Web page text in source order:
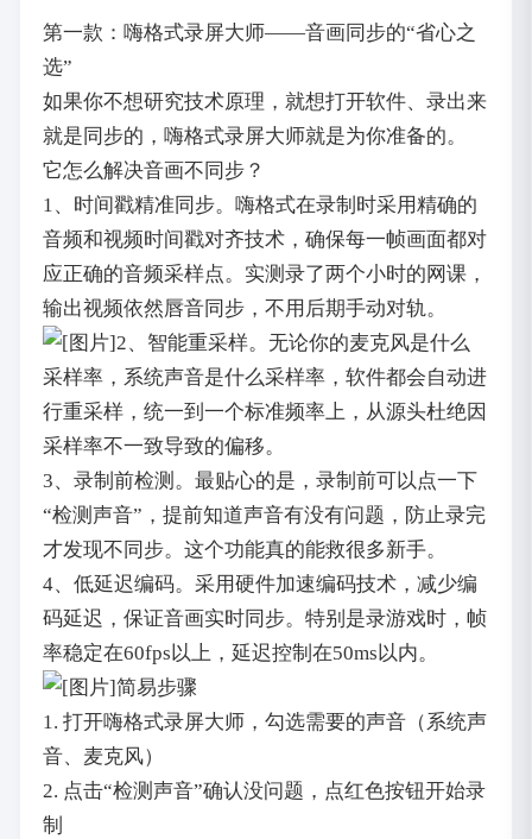
第一款：嗨格式录屏大师——音画同步的“省心之
选”
如果你不想研究技术原理，就想打开软件、录出来
就是同步的，嗨格式录屏大师就是为你准备的。
它怎么解决音画不同步？
1、时间戳精准同步。嗨格式在录制时采用精确的
音频和视频时间戳对齐技术，确保每一帧画面都对
应正确的音频采样点。实测录了两个小时的网课，
输出视频依然唇音同步，不用后期手动对轨。
2、智能重采样。无论你的麦克风是什么
采样率，系统声音是什么采样率，软件都会自动进
行重采样，统一到一个标准频率上，从源头杜绝因
采样率不一致导致的偏移。
3、录制前检测。最贴心的是，录制前可以点一下
“检测声音”，提前知道声音有没有问题，防止录完
才发现不同步。这个功能真的能救很多新手。
4、低延迟编码。采用硬件加速编码技术，减少编
码延迟，保证音画实时同步。特别是录游戏时，帧
率稳定在60fps以上，延迟控制在50ms以内。
简易步骤
1. 打开嗨格式录屏大师，勾选需要的声音（系统声
音、麦克风）
2. 点击“检测声音”确认没问题，点红色按钮开始录
制